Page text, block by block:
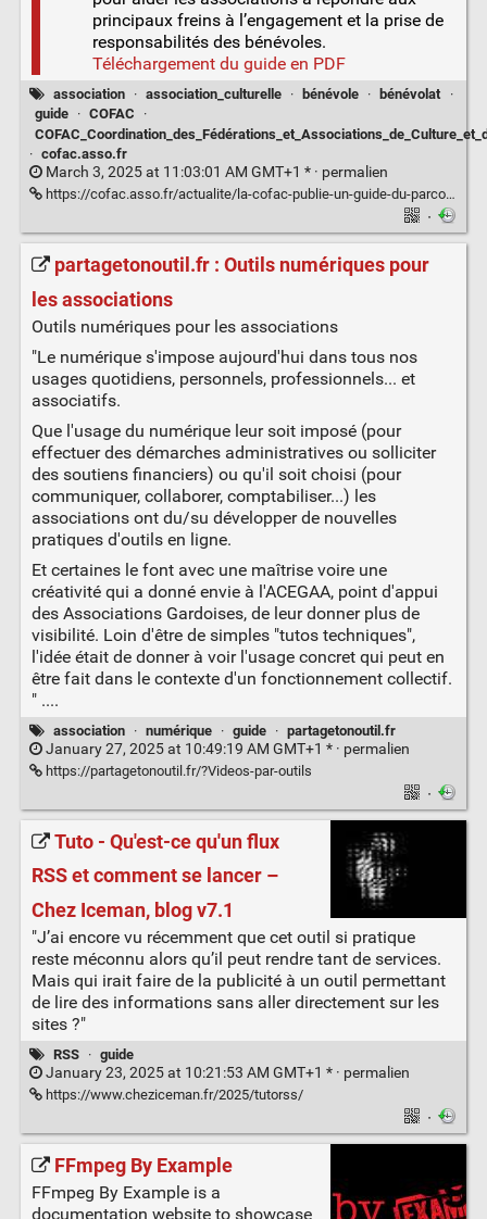
principaux freins à l’engagement et la prise de
responsabilités des bénévoles.
Téléchargement du guide en PDF
association · association_culturelle · bénévole · bénévolat
·
guide
· COFAC
·
· cofac.asso.fr
March 3, 2025 at 11:03:01 AM GMT+1 * · permalien
https://cofac.asso.fr/actualite/la-cofac-publie-un-guide-du-parcours-de-responsable-benevole-pour-accompagner-lengagement-et-la-prise-de-responsabilite-des-benevoles/
·
partagetonoutil.fr : Outils numériques pour
les associations
Outils numériques pour les associations
"Le numérique s'impose aujourd'hui dans tous nos
usages quotidiens, personnels, professionnels... et
associatifs.
Que l'usage du numérique leur soit imposé (pour
effectuer des démarches administratives ou solliciter
des soutiens financiers) ou qu'il soit choisi (pour
communiquer, collaborer, comptabiliser...) les
associations ont du/su développer de nouvelles
pratiques d'outils en ligne.
Et certaines le font avec une maîtrise voire une
créativité qui a donné envie à l'ACEGAA, point d'appui
des Associations Gardoises, de leur donner plus de
visibilité. Loin d'être de simples "tutos techniques",
l'idée était de donner à voir l'usage concret qui peut en
être fait dans le contexte d'un fonctionnement collectif.
" ....
association · numérique · guide · partagetonoutil.fr
January 27, 2025 at 10:49:19 AM GMT+1 * · permalien
https://partagetonoutil.fr/?Videos-par-outils
·
Tuto - Qu'est-ce qu'un flux
RSS et comment se lancer –
Chez Iceman, blog v7.1
"J’ai encore vu récemment que cet outil si pratique
reste méconnu alors qu’il peut rendre tant de services.
Mais qui irait faire de la publicité à un outil permettant
de lire des informations sans aller directement sur les
sites ?"
RSS · guide
January 23, 2025 at 10:21:53 AM GMT+1 * · permalien
https://www.cheziceman.fr/2025/tutorss/
·
FFmpeg By Example
FFmpeg By Example is a
documentation website to showcase